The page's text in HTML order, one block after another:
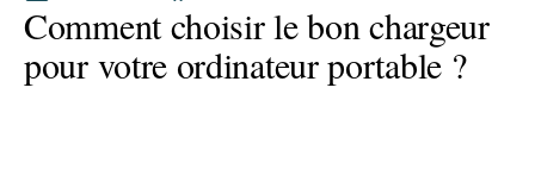
Comment choisir le bon chargeur
pour votre ordinateur portable ?